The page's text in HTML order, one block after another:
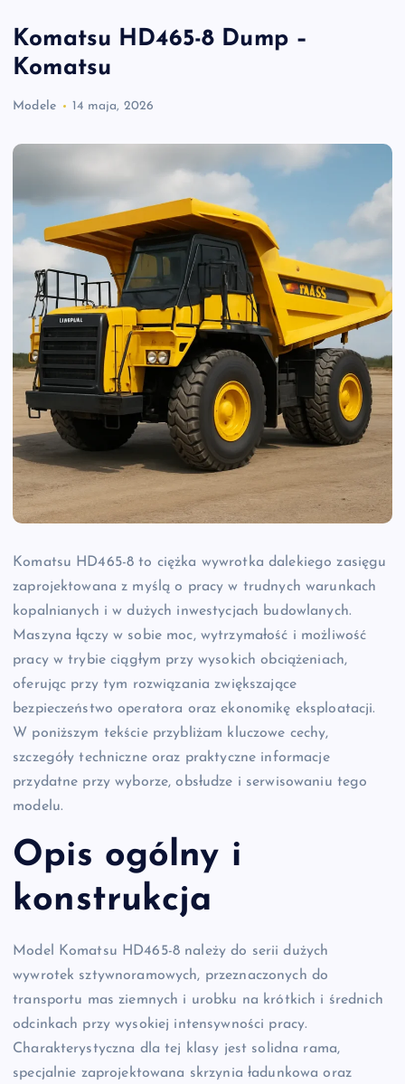
Komatsu HD465-8 Dump –
Komatsu
Modele 14 maja, 2026
Komatsu HD465-8 to ciężka wywrotka dalekiego zasięgu
zaprojektowana z myślą o pracy w trudnych warunkach
kopalnianych i w dużych inwestycjach budowlanych.
Maszyna łączy w sobie moc, wytrzymałość i możliwość
pracy w trybie ciągłym przy wysokich obciążeniach,
oferując przy tym rozwiązania zwiększające
bezpieczeństwo operatora oraz ekonomikę eksploatacji.
W poniższym tekście przybliżam kluczowe cechy,
szczegóły techniczne oraz praktyczne informacje
przydatne przy wyborze, obsłudze i serwisowaniu tego
modelu.
Opis ogólny i
konstrukcja
Model Komatsu HD465-8 należy do serii dużych
wywrotek sztywnoramowych, przeznaczonych do
transportu mas ziemnych i urobku na krótkich i średnich
odcinkach przy wysokiej intensywności pracy.
Charakterystyczna dla tej klasy jest solidna rama,
specjalnie zaprojektowana skrzynia ładunkowa oraz